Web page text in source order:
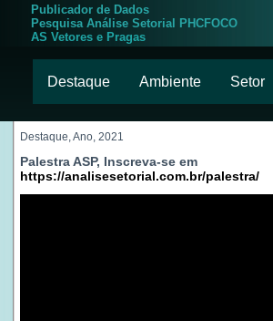
Publicador de Dados
Pesquisa Análise Setorial PHCFOCO
AS Vetores e Pragas
Destaque Ambiente Setor
Destaque, Ano, 2021
Palestra ASP, Inscreva-se em
https://analisesetorial.com.br/palestra/